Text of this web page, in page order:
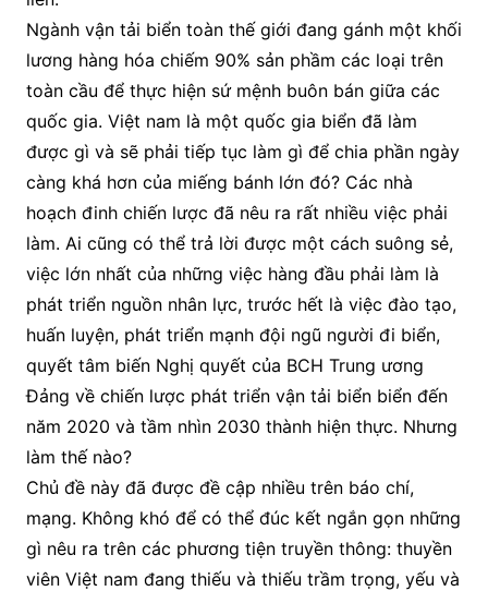
Ngành vận tải biển toàn thế giới đang gánh một khối
lương hàng hóa chiếm 90% sản phầm các loại trên
toàn cầu để thực hiện sứ mệnh buôn bán giữa các
quốc gia. Việt nam là một quốc gia biển đã làm
được gì và sẽ phải tiếp tục làm gì để chia phần ngày
càng khá hơn của miếng bánh lớn đó? Các nhà
hoạch đinh chiến lược đã nêu ra rất nhiều việc phải
làm. Ai cũng có thể trả lời được một cách suông sẻ,
việc lớn nhất của những việc hàng đầu phải làm là
phát triển nguồn nhân lực, trước hết là việc đào tạo,
huấn luyện, phát triển mạnh đội ngũ người đi biển,
quyết tâm biến Nghị quyết của BCH Trung ương
Đảng về chiến lược phát triển vận tải biển biển đến
năm 2020 và tầm nhìn 2030 thành hiện thực. Nhưng
làm thế nào?
Chủ đề này đã được đề cập nhiều trên báo chí,
mạng. Không khó để có thể đúc kết ngắn gọn những
gì nêu ra trên các phương tiện truyền thông: thuyền
viên Việt nam đang thiếu và thiếu trầm trọng, yếu và